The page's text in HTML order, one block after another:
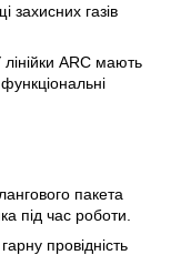
захисних газів
лінійки ARC мають
пакета
під час роботи.
провідність